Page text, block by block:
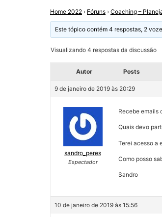
Home 2022 › Fóruns › Coaching –
Este tópico contém 4 respostas, 2
Visualizando 4 respostas da discussão
Autor Posts
9 de janeiro de 2019 às 20:29
sandro_peres
Espectador
Recebe emails
Quais devo
Terei acesso a
Como posso
Sandro
10 de janeiro de 2019 às 15:56